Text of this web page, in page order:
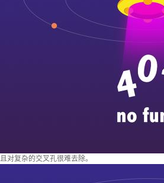
且对复杂的交叉孔很难去除。